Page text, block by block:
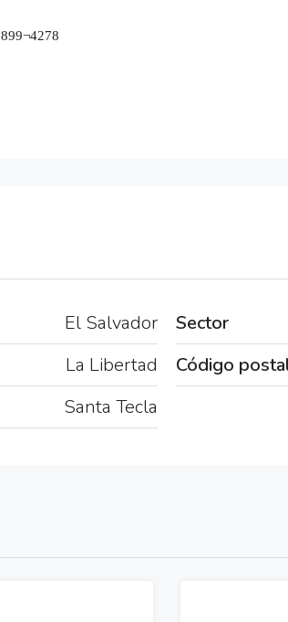
El Salvador
La Libertad
Santa Tecla
Sector
Código